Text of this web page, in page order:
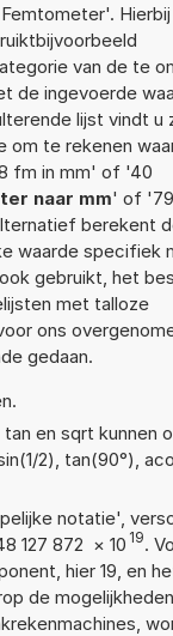
van de te
de ingevoerde
lijst vindt u
om te rekenen
fm in mm' of '40
naar mm' of '79
berekent
waarde specifiek
gebruikt, het
met talloze
ons
gedaan.
en sqrt kunnen
2), tan(90°),
notatie',
127 872 × 10 19.
hier 19, en
de